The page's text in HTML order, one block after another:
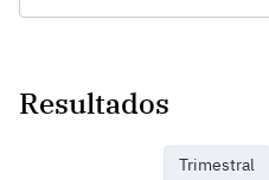
Resultados
Trimestral